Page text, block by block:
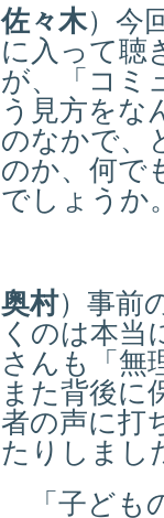
佐々木）今
に入って聴
が、「コミ
う見方をな
のなかで、
のか、何で
でしょうか
奥村）事前
くのは本当
さんも「無
また背後に
者の声に打
たりしまし
「子ども